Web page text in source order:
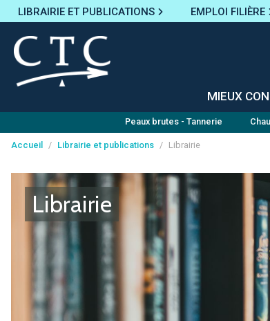
Panneau de gestion des cookies
LIBRAIRIE ET PUBLICATIONS EMPLOI FILIÈRE
MIEUX
Peaux brutes - Tannerie
Accueil / Librairie et publications / Librairie
Librairie